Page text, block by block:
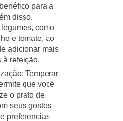
para a
disso,
como
e tomate, ao
adicionar mais
à refeição.
Temperar
que você
o prato de
seus gostos
preferencias